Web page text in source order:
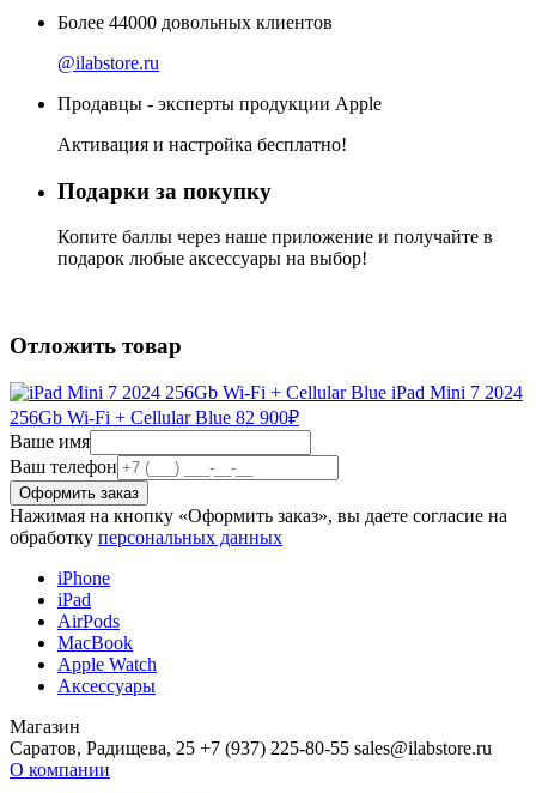
Более 44000 довольных клиентов
@ilabstore.ru
Продавцы - эксперты продукции Apple
Активация и настройка бесплатно!
Подарки за покупку
Копите баллы через наше приложение и получайте в
подарок любые аксессуары на выбор!
Отложить товар
iPad Mini 7 2024
256Gb Wi-Fi + Cellular Blue 82 900₽
Ваше имя
Ваш телефон
Нажимая на кнопку «Оформить заказ», вы даете согласие на
обработку персональных данных
iPhone
iPad
AirPods
MacBook
Apple Watch
Аксессуары
Магазин
Саратов, Радищева, 25 +7 (937) 225-80-55 sales@ilabstore.ru
О компании